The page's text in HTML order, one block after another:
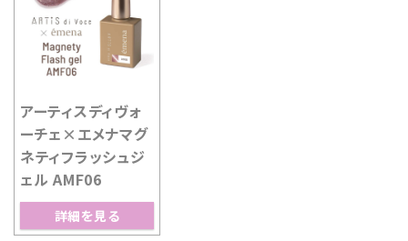
アーティスディヴォ
ーチェ×エメナマグ
ネティフラッシュジ
ェル AMF06
詳細を見る